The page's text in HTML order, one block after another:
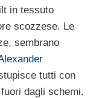
in tessuto
scozzese. Le
sembrano
tutti con
dagli schemi.